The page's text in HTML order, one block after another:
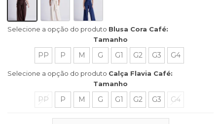
Selecione a opção do produto Blusa Cora Café:
Tamanho
PP P M G G1 G2 G3 G4
Selecione a opção do produto Calça Flavia Café:
Tamanho
PP P M G G1 G2 G3 G4